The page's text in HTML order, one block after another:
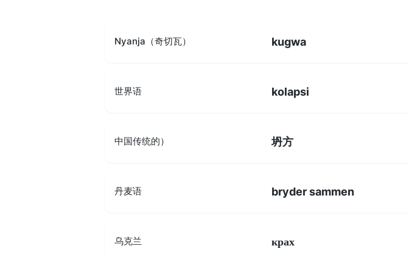
Nyanja（奇切瓦） kugwa
世界语 kolapsi
中国传统的） 坍方
丹麦语 bryder sammen
乌克兰 крах